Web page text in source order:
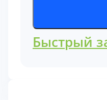
масляный
Komatsu
6735-
Быстрый